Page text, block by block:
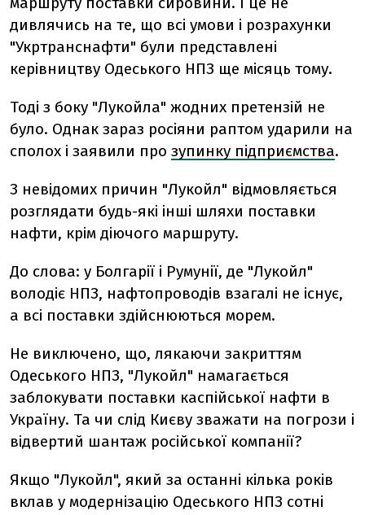
дивлячись на те, що всі умови і розрахунки
"Укртранснафти" були представлені
керівництву Одеського НПЗ ще місяць тому.
Тоді з боку "Лукойла" жодних претензій не
було. Однак зараз росіяни раптом ударили на
сполох і заявили про зупинку підприємства.
З невідомих причин "Лукойл" відмовляється
розглядати будь-які інші шляхи поставки
нафти, крім діючого маршруту.
До слова: у Болгарії і Румунії, де "Лукойл"
володіє НПЗ, нафтопроводів взагалі не існує,
а всі поставки здійснюються морем.
Не виключено, що, лякаючи закриттям
Одеського НПЗ, "Лукойл" намагається
заблокувати поставки каспійської нафти в
Україну. Та чи слід Києву зважати на погрози і
відвертий шантаж російської компанії?
Якщо "Лукойл", який за останні кілька років
вклав у модернізацію Одеського НПЗ сотні